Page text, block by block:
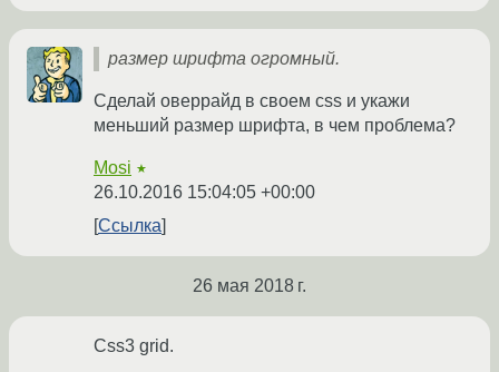
размер шрифта огромный.
Сделай оверрайд в своем css и укажи
меньший размер шрифта, в чем проблема?
Mosi ★
26.10.2016 15:04:05 +00:00
Ссылка
26 мая 2018 г.
Css3 grid.